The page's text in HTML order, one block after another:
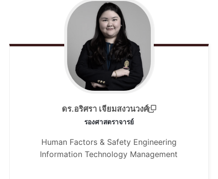
ดร.อริศรา เจียมสงวนวงศ์
รองศาสตราจารย์
Human Factors & Safety Engineering
Information Technology Management